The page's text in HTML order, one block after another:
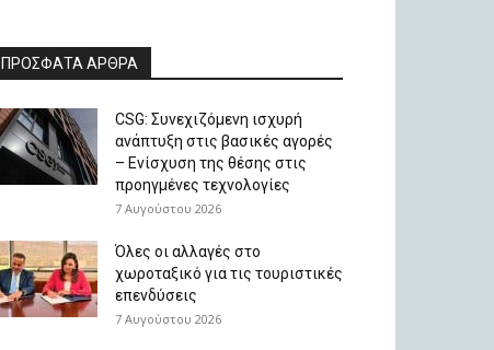
ΠΡΟΣΦΑΤΑ ΑΡΘΡΑ
CSG: Συνεχιζόμενη ισχυρή
ανάπτυξη στις βασικές αγορές
– Ενίσχυση της θέσης στις
προηγμένες τεχνολογίες
7 Αυγούστου 2026
Όλες οι αλλαγές στο
χωροταξικό για τις τουριστικές
επενδύσεις
7 Αυγούστου 2026